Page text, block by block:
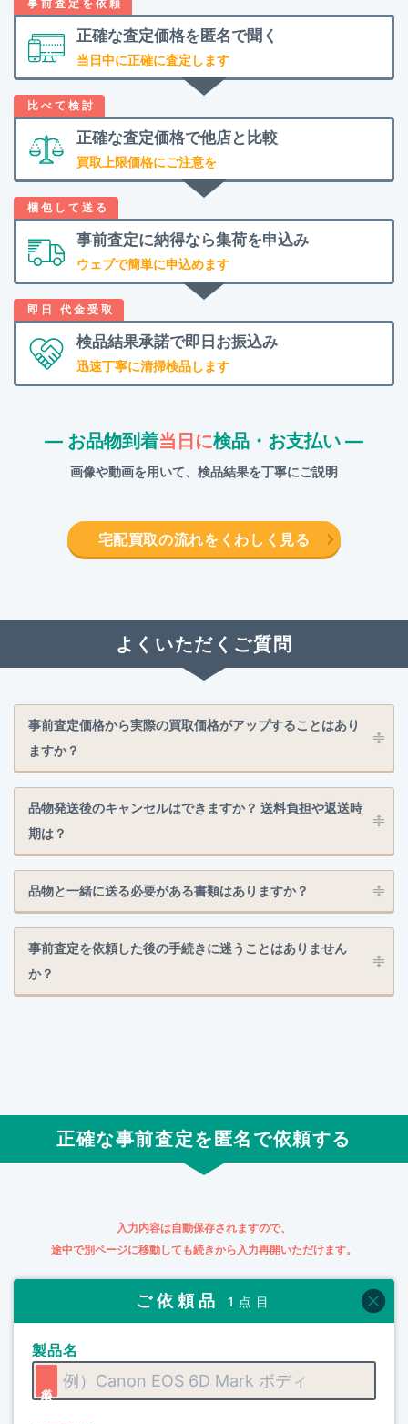
正確な査定価格を 匿名で聞く
当日中に正確に査定します
正確な査定価格で他店と比較
買取上限価格にご注意を
事前査定に納得なら集荷を申込み
ウェブで簡単に申込めます
検品結果承諾で即日お振込み
迅速丁寧に清掃検品します
― お品物到着当日に検品・お支払い ―
画像や動画を用いて、検品結果を丁寧にご説明
宅配買取の流れをくわしく見る
よくいただくご質問
事前査定価格から実際の買取価格がアップすることはあり
ますか？
品物発送後のキャンセルはできますか？ 送料負担や返送時
期は？
品物と一緒に送る必要がある書類はありますか？
事前査定を依頼した後の手続きに迷うことはありません
か？
正確な事前査定を匿名で依頼する
入力内容は自動保存されますので、
途中で別ページに移動しても続きから入力再開いただけます。
ご依頼品 1点目
製品名